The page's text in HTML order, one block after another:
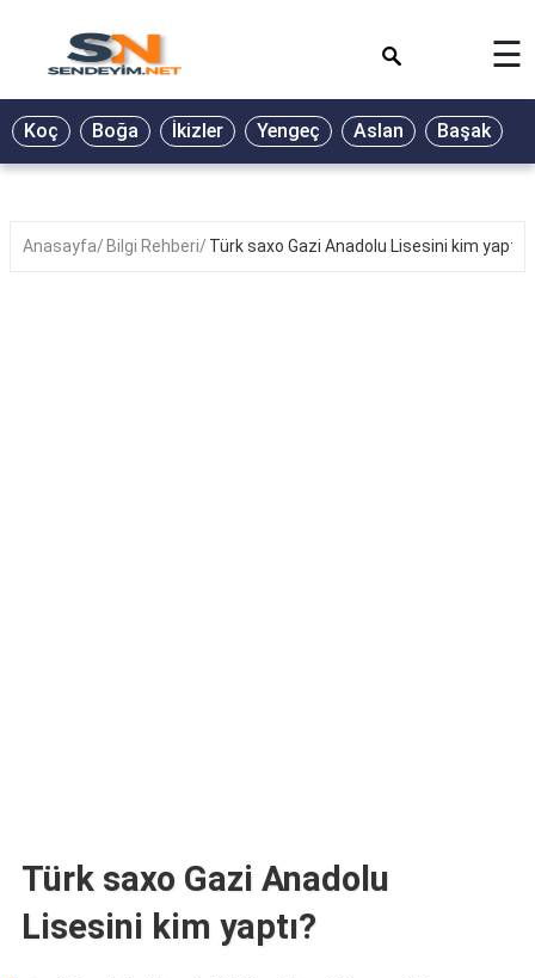
BİYOGRAFİ
GALERİ
☰
Koç Boğa İkizler Yengeç Aslan Başak
Anasayfa Bilgi Rehberi Türk saxo Gazi Anadolu Lisesini kim yaptı?
Türk saxo Gazi Anadolu
Lisesini kim yaptı?